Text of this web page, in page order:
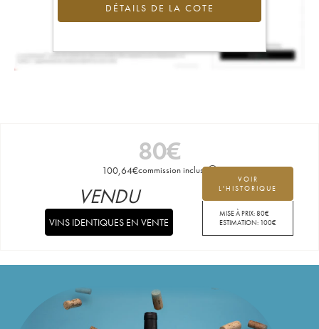
DÉTAILS DE LA COTE
80€
100,64€commission incluse
VOIR
L'HISTORIQUE
MISE À PRIX:80€
ESTIMATION: 100€
VENDU
VINS IDENTIQUES EN VENTE